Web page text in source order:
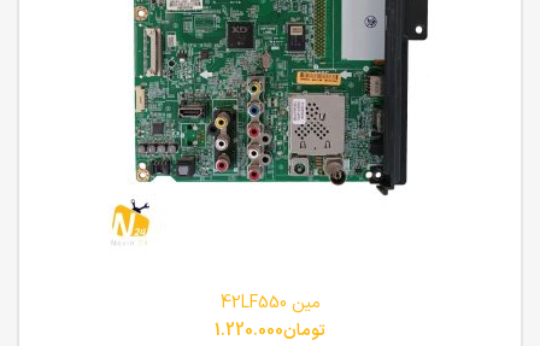
مین 42LF550
تومان1.220.000